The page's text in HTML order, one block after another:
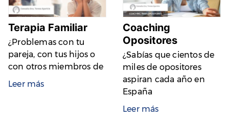
Terapia Familiar
¿Problemas con tu
pareja, con tus hijos o
con otros miembros de
Leer más
Coaching
Opositores
¿Sabías que cientos de
miles de opositores
aspiran cada año en
España
Leer más